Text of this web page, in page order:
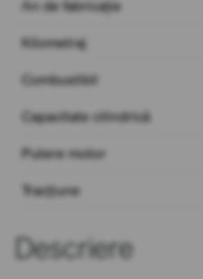
An de fabricație
Kilometraj
Combustibil
Capacitate cilindrică
Putere motor
Tracțiune
Descriere